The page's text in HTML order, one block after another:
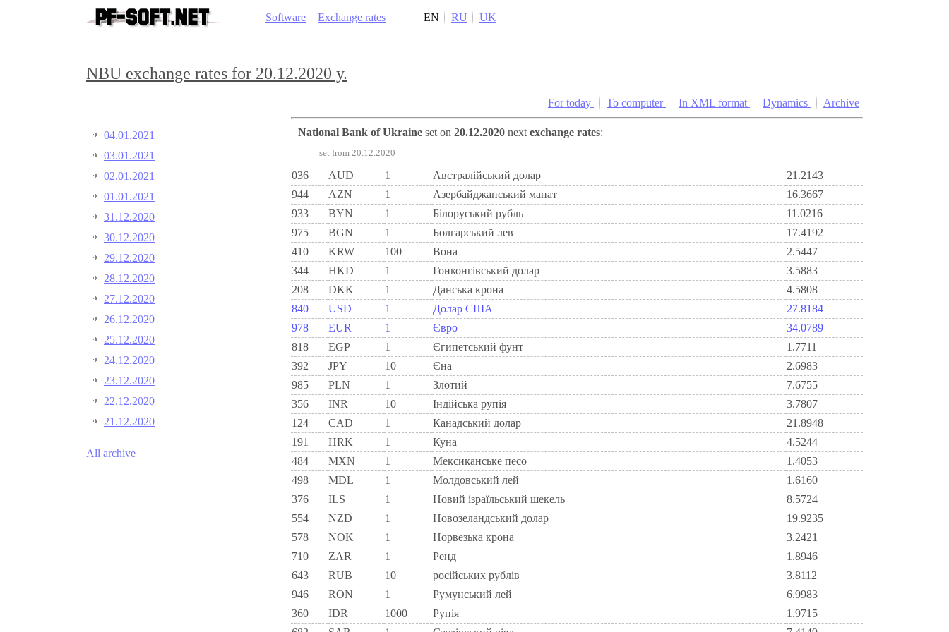
Software Exchange rates EN RU UK
NBU exchange rates for 20.12.2020 y.
04.01.2021
03.01.2021
02.01.2021
01.01.2021
31.12.2020
30.12.2020
29.12.2020
28.12.2020
27.12.2020
26.12.2020
25.12.2020
24.12.2020
23.12.2020
22.12.2020
21.12.2020
All archive
For today To computer In XML format Dynamics Archive
National Bank of Ukraine set on 20.12.2020 next exchange rates:
set from 20.12.2020
036 AUD 1 Австралійський долар
21.2143
944
AZN 1 Азербайджанський манат
16.3667
933
BYN 1 Бiлоруський рубль
11.0216
975
BGN 1 Болгарський лев
17.4192
410
KRW 100 Вона
2.5447
344
HKD 1 Гонконгівський долар
3.5883
208
DKK 1 Данська крона
4.5808
840
USD 1 Долар США
27.8184
978
EUR 1 Євро
34.0789
818
EGP 1 Єгипетський фунт
1.7711
392
JPY 10 Єна
2.6983
985
PLN 1 Злотий
7.6755
356
INR 10 Індійська рупія
3.7807
124
CAD 1 Канадський долар
21.8948
191
HRK 1 Куна
4.5244
484
MXN 1 Мексиканське песо
1.4053
498
MDL 1 Молдовський лей
1.6160
376
ILS 1 Новий ізраїльський шекель
8.5724
554
NZD 1 Новозеландський долар
19.9235
578
NOK 1 Норвезька крона
3.2421
710
ZAR 1 Ренд
1.8946
643
RUB 10 російських рублів
3.8112
946
RON 1 Румунський лей
6.9983
360
IDR 1000 Рупія
1.9715